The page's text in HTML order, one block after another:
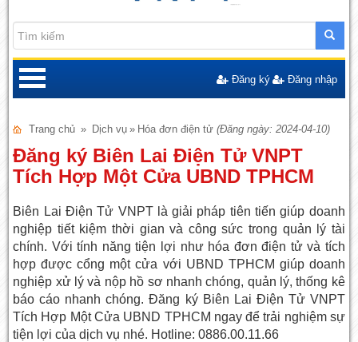
Đăng ký Đăng nhập
Trang chủ » Dịch vụ » Hóa đơn điện tử (Đăng ngày: 2024-04-10)
Đăng ký Biên Lai Điện Tử VNPT
Tích Hợp Một Cửa UBND TPHCM
Biên Lai Điện Tử VNPT là giải pháp tiên tiến giúp doanh
nghiệp tiết kiệm thời gian và công sức trong quản lý tài
chính. Với tính năng tiện lợi như hóa đơn điện tử và tích
hợp được cổng một cửa với UBND TPHCM giúp doanh
nghiệp xử lý và nộp hồ sơ nhanh chóng, quản lý, thống kê
báo cáo nhanh chóng. Đăng ký Biên Lai Điện Tử VNPT
Tích Hợp Một Cửa UBND TPHCM ngay để trải nghiệm sự
tiện lợi của dịch vụ nhé. Hotline: 0886.00.11.66